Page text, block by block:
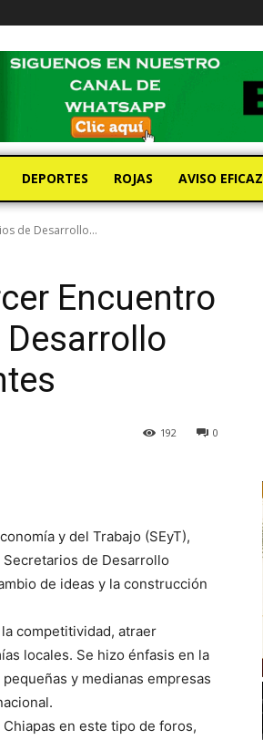
DEPORTES ROJAS AVISO EFICAZ
de Desarrollo...
Encuentro
0
192
y del Trabajo (SEyT),
de Desarrollo
de ideas y la construcción
competitividad, atraer
locales. Se hizo énfasis en la
y medianas empresas
en este tipo de foros,